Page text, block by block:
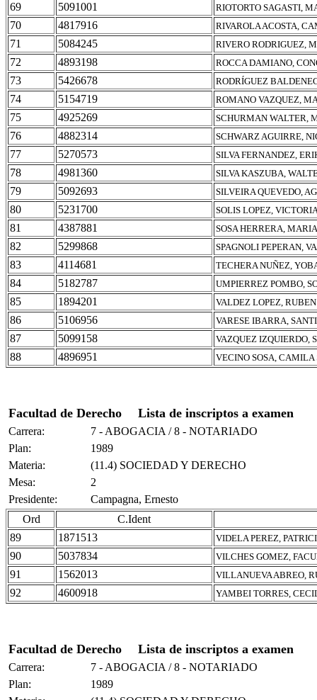
69 5091001 RIOTORTO SAGASTI,
70 4817916 RIVAROLA ACOSTA,
71 5084245 RIVERO RODRIGUEZ,
72 4893198 ROCCA DAMIANO,
73 5426678 RODRÍGUEZ
74 5154719 ROMANO VAZQUEZ,
75 4925269 SCHURMAN WALTER,
76 4882314 SCHWARZ AGUIRRE,
77 5270573 SILVA FERNANDEZ,
78 4981360 SILVA KASZUBA,
79 5092693 SILVEIRA QUEVEDO,
80 5231700 SOLIS LOPEZ,
81 4387881 SOSA HERRERA,
82 5299868 SPAGNOLI PEPERAN,
83 4114681 TECHERA NUÑEZ,
84 5182787 UMPIERREZ POMBO,
85 1894201 VALDEZ LOPEZ,
86 5106956 VARESE IBARRA,
87 5099158 VAZQUEZ IZQUIERDO,
88 4896951 VECINO SOSA, CAMILA
Facultad de Derecho Lista de inscriptos a examen
Carrera:
7 - ABOGACIA / 8 - NOTARIADO
Plan:
1989
Materia:
(11.4) SOCIEDAD Y DERECHO
Mesa:
2
Presidente:
Campagna, Ernesto
Ord
C.Ident
89
1871513 VIDELA PEREZ,
90 5037834 VILCHES GOMEZ,
91 1562013 VILLANUEVA ABREO,
92 4600918 YAMBEI TORRES,
Facultad de Derecho Lista de inscriptos a examen
Carrera:
7 - ABOGACIA / 8 - NOTARIADO
Plan:
1989